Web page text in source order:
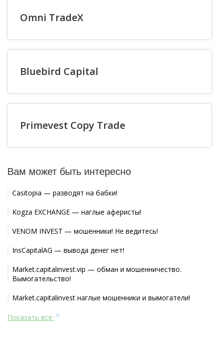
Omni TradeX
Bluebird Capital
Primevest Copy Trade
Вам может быть интересно
Casitopia — разводят на бабки!
Kogza EXCHANGE — наглые аферисты!
VENOM INVEST — мошенники! Не ведитесь!
InsCapitalAG — вывода денег нет!
Market.capitalinvest.vip — обман и мошенничество.
Вымогательство!
Market.capitalinvest наглые мошенники и вымогатели!
Показать все